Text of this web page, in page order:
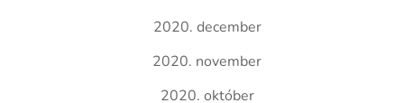
2020. december
2020. november
2020. október